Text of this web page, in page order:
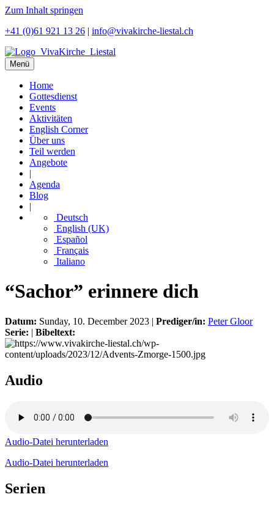
Zum Inhalt springen
+41 (0)61 921 13 26 | info@vivakirche-liestal.ch
Menü
Home
Gottesdienst
Events
Aktivitäten
English Corner
Über uns
Teil werden
Angebote
|
Agenda
Blog
|
Deutsch
English (UK)
Español
Français
Italiano
“Sachor” erinnere dich
Datum: Sunday, 10. December 2023 | Prediger/in: Peter Gloor
Serie: | Bibeltext:
Audio
Audio-Datei herunterladen
Audio-Datei herunterladen
Serien